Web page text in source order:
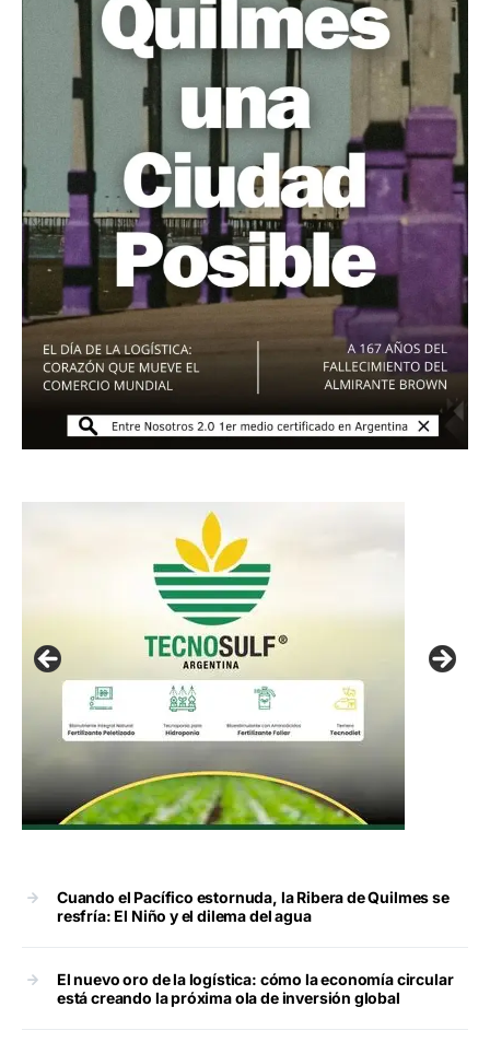
Cuando el Pacífico estornuda, la Ribera de Quilmes se
resfría: El Niño y el dilema del agua
El nuevo oro de la logística: cómo la economía circular
está creando la próxima ola de inversión global